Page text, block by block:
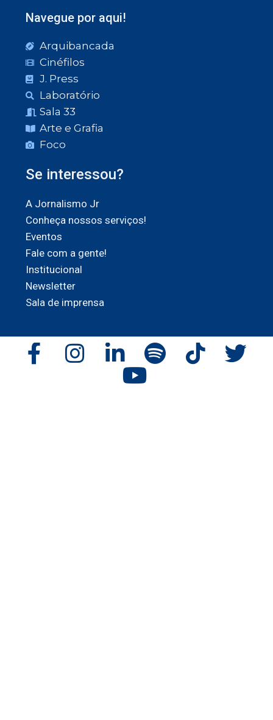
Navegue por aqui!
Arquibancada
Cinéfilos
J. Press
Laboratório
Sala 33
Arte e Grafia
Foco
Se interessou?
A Jornalismo Jr
Conheça nossos serviços!
Eventos
Fale com a gente!
Institucional
Newsletter
Sala de imprensa